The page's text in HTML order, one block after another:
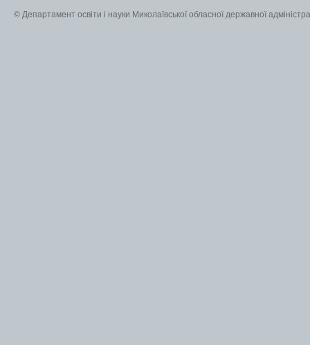
© Департамент освіти і науки Миколаївської обласної державної